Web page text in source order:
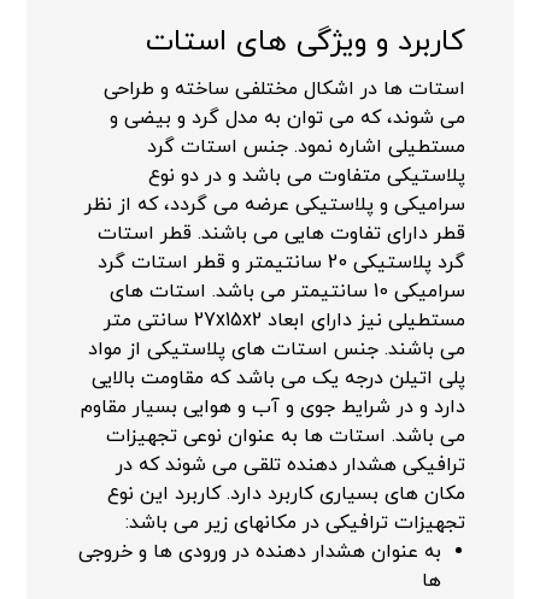
کاربرد و ویژگی های استات
استات ها در اشکال مختلفی ساخته و طراحی
می شوند، که می توان به مدل گرد و بیضی و
مستطیلی اشاره نمود. جنس استات گرد
پلاستیکی متفاوت می باشد و در دو نوع
سرامیکی و پلاستیکی عرضه می گردد، که از نظر
قطر دارای تفاوت هایی می باشند. قطر استات
گرد پلاستیکی 20 سانتیمتر و قطر استات گرد
سرامیکی 10 سانتیمتر می باشد. استات های
مستطیلی نیز دارای ابعاد 27x15x2 سانتی متر
می باشند. جنس استات های پلاستیکی از مواد
پلی اتیلن درجه یک می باشد که مقاومت بالایی
دارد و در شرایط جوی و آب و هوایی بسیار مقاوم
می باشد. استات ها به عنوان نوعی تجهیزات
ترافیکی هشدار دهنده تلقی می شوند که در
مکان های بسیاری کاربرد دارد. کاربرد این نوع
تجهیزات ترافیکی در مکانهای زیر می باشد:
به عنوان هشدار دهنده در ورودی ها و خروجی
ها